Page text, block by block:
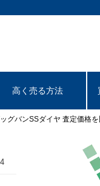
高く売る方法
グバンSSダイヤ 査定価格を